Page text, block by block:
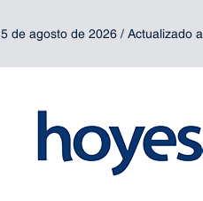
5 de agosto de 2026 / Actualizado a